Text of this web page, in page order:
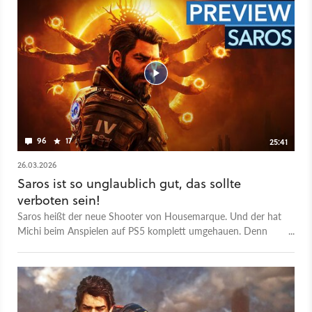
MeinMMO. Wir wollen euch mit jedem Gespräch, mit jedem
Video unterhalten und zugleich etwas Neues bieten: Neue
Perspektiven, neue Einblicke, neues Wissen über Spiele und
die Menschen, die sie entwickeln und spielen, sowie neue
Seiten unserer Teammitglieder. Falls ihr Themenwünsche habt,
dann schreibt sie gerne in die Kommentare!
96 17
25:41
26.03.2026
Saros ist so unglaublich gut, das sollte
verboten sein!
Saros heißt der neue Shooter von Housemarque. Und der hat
Michi beim Anspielen auf PS5 komplett umgehauen. Denn
Vorgänger-Spiel Returnal zu Saros gelungen ist. Denn nicht
nur das Shooter-Gameplay ist fast perfekt, auch die größte
Schwäche von Returnal hat Saros zu seiner ganz großen